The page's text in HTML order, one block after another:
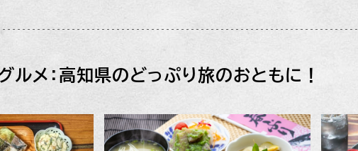
ルメ：高知県のどっぷり旅のおともに！